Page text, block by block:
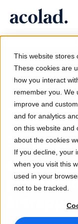
This website stores
These cookies are
how you interact
remember you. We
improve and
and for analytics
on this website and
about the cookies
If you decline, your
when you visit this
used in your
not to be tracked.
AI-hastighed,
Tolkning
Problemfri
Medier og
Bring historier
Konsulent-
Lia Translate
Øjeblikkelige
Forbindelse
Workflow-
Oversættelse
Kundecases
Reelle resultater hos
Artikler
Ekspertindsigter i
E-bøger
Indgående guider og
Webinarer on
Om Acolad
Partnere
Nyheder
Séché
en